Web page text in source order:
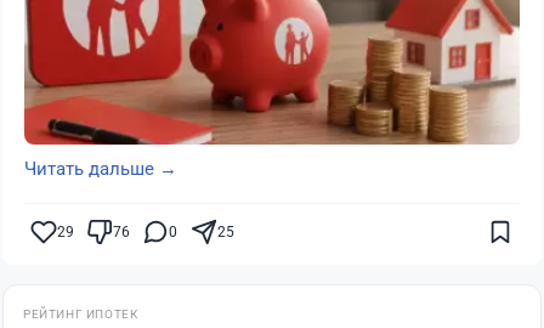
Читать дальше →
29 76 0 25
РЕЙТИНГ ИПОТЕК